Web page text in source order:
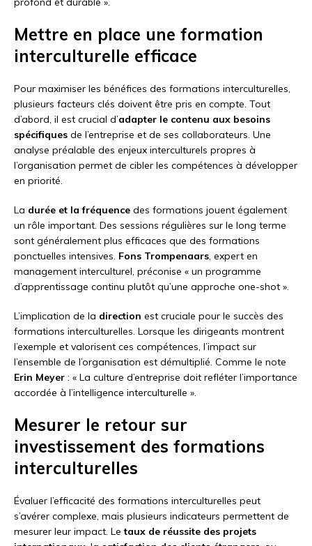
Mettre en place une formation
interculturelle efficace
Pour maximiser les bénéfices des formations interculturelles,
plusieurs facteurs clés doivent être pris en compte. Tout
d’abord, il est crucial d’adapter le contenu aux besoins
spécifiques de l’entreprise et de ses collaborateurs. Une
analyse préalable des enjeux interculturels propres à
l’organisation permet de cibler les compétences à développer
en priorité.
La durée et la fréquence des formations jouent également
un rôle important. Des sessions régulières sur le long terme
sont généralement plus efficaces que des formations
ponctuelles intensives. Fons Trompenaars, expert en
management interculturel, préconise « un programme
d’apprentissage continu plutôt qu’une approche one-shot ».
L’implication de la direction est cruciale pour le succès des
formations interculturelles. Lorsque les dirigeants montrent
l’exemple et valorisent ces compétences, l’impact sur
l’ensemble de l’organisation est démultiplié. Comme le note
Erin Meyer : « La culture d’entreprise doit refléter l’importance
accordée à l’intelligence interculturelle ».
Mesurer le retour sur
investissement des formations
interculturelles
Évaluer l’efficacité des formations interculturelles peut
s’avérer complexe, mais plusieurs indicateurs permettent de
mesurer leur impact. Letaux de réussite des projets